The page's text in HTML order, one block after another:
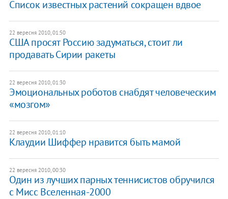
Список известных растений сокращен вдвое
22 вересня 2010, 01:50
США просят Россию задуматься, стоит ли
продавать Сирии ракеты
22 вересня 2010, 01:30
Эмоциональных роботов снабдят человеческим
«мозгом»
22 вересня 2010, 01:10
Клаудии Шиффер нравится быть мамой
22 вересня 2010, 00:30
Один из лучших парных теннисистов обручился
с Мисс Вселенная-2000